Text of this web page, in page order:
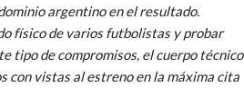
argentino en el resultado.
físico de varios futbolistas y probar
tipo de compromisos, el cuerpo técnico
vistas al estreno en la máxima cita